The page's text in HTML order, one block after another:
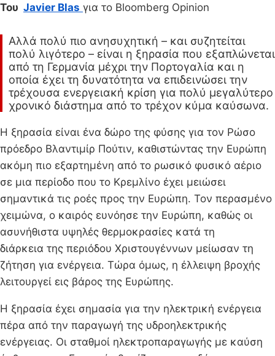
Του Javier Blas για το Bloomberg Opinion
Αλλά πολύ πιο ανησυχητική – και συζητείται
πολύ λιγότερο – είναι η ξηρασία που εξαπλώνεται
από τη Γερμανία μέχρι την Πορτογαλία και η
οποία έχει τη δυνατότητα να επιδεινώσει την
τρέχουσα ενεργειακή κρίση για πολύ μεγαλύτερο
χρονικό διάστημα από το τρέχον κύμα καύσωνα.
Η ξηρασία είναι ένα δώρο της φύσης για τον Ρώσο
πρόεδρο Βλαντιμίρ Πούτιν, καθιστώντας την Ευρώπη
ακόμη πιο εξαρτημένη από το ρωσικό φυσικό αέριο
σε μια περίοδο που το Κρεμλίνο έχει μειώσει
σημαντικά τις ροές προς την Ευρώπη. Τον περασμένο
χειμώνα, ο καιρός ευνόησε την Ευρώπη, καθώς οι
ασυνήθιστα υψηλές θερμοκρασίες κατά τη
διάρκεια της περιόδου Χριστουγέννων μείωσαν τη
ζήτηση για ενέργεια. Τώρα όμως, η έλλειψη βροχής
λειτουργεί εις βάρος της Ευρώπης.
Η ξηρασία έχει σημασία για την ηλεκτρική ενέργεια
πέρα από την παραγωγή της υδροηλεκτρικής
ενέργειας. Οι σταθμοί ηλεκτροπαραγωγής με καύση